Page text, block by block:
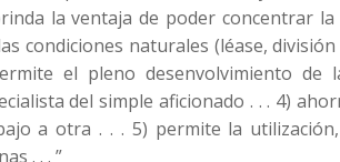
la ventaja de poder concentrar
condiciones naturales (léase,
el pleno desenvolvimiento
del simple aficionado . . . 4)
a otra . . . 5) permite la
. . . ”